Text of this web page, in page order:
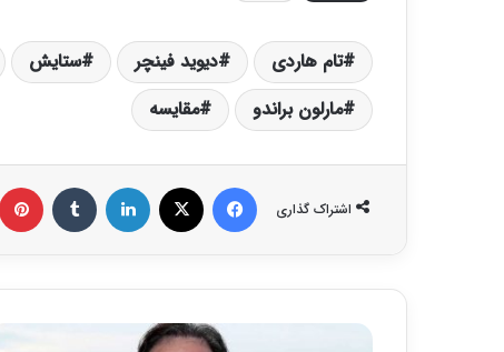
تام هاردی دیوید فینچر ستایش
مارلون براندو
مقایسه
اشتراک گذاری
«